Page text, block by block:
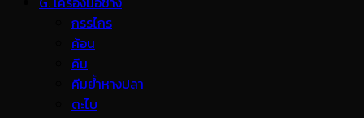
กรรไกร
ค้อน
คีม
คีมย้ำหางปลา
ตะไบ